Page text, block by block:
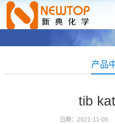
产品
tib
日期：2021-11-05